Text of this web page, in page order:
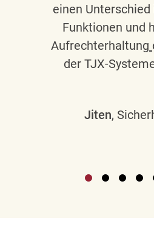
einen
Funktionen und
Aufrechterhaltung
der TJX-
Jiten,